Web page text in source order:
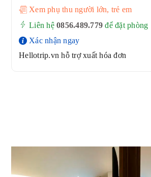
Xem phụ thu người lớn, trẻ em
Liên hệ 0856.489.779 để đặt phòng
Xác nhận ngay
Hellotrip.vn hỗ trợ xuất hóa đơn